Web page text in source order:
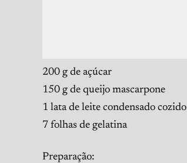
200 g de açúcar
150 g de queijo mascarpone
1 lata de leite condensado cozido
7 folhas de gelatina
Preparação: